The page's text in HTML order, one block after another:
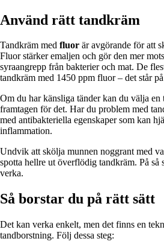
Använd rätt tandkräm
Tandkräm med fluor är avgörande för att
Fluor stärker emaljen och gör den mer
syraangrepp från bakterier och mat. De
tandkräm med 1450 ppm fluor – det står
Om du har känsliga tänder kan du välja en
framtagen för det. Har du problem med
med antibakteriella egenskaper som kan
inflammation.
Undvik att skölja munnen noggrant med
spotta hellre ut överflödig tandkräm. På så
verka.
Så borstar du på rätt sätt
Det kan verka enkelt, men det finns en
tandborstning. Följ dessa steg: